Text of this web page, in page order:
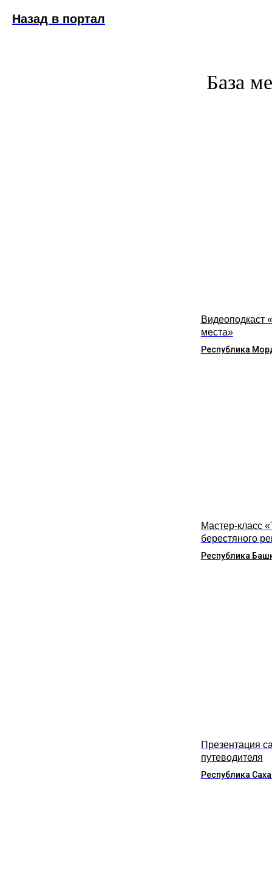
Назад в портал
База
Видеоподкаст
места»
Республика
Мастер-класс
берестяного
Республика
Презентация
путеводителя
Республика